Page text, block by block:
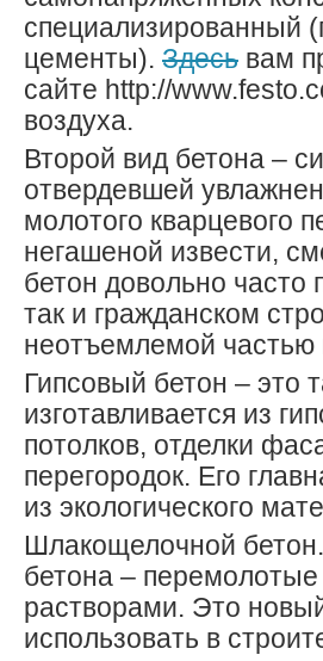
специализированный
цементы). Здесь вам
сайте http://
воздуха.
Второй вид бетона –
отвердевшей
молотого кварцевого
негашеной извести,
бетон довольно
так и гражданском
неотъемлемой частью
Гипсовый бетон – это
изготавливается из
потолков, отделки
перегородок. Его
из экологического
Шлакощелочной
бетона –
растворами. Это
использовать в